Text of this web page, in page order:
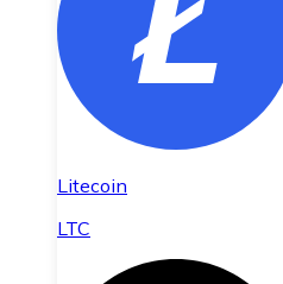
Litecoin
LTC